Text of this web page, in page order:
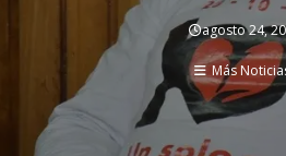
agosto 24,
Más